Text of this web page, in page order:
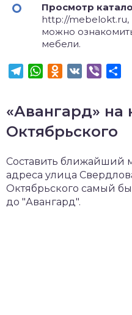
Просмотр
http://
можно
мебели.
TelegramWhatsApp
Odnoklassniki
VK Viber
«Авангард» на
Октябрьского
Составить ближайший
адреса улица
Октябрьского самый
до "Авангард".